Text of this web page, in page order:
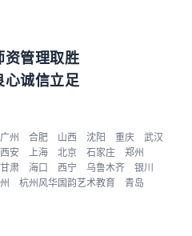
资管理取胜
心诚信立足
广州 合肥 山西 沈阳 重庆
武汉
西安 上海 北京 石家庄
郑州
甘肃 海口 西宁 乌鲁木齐
银川
杭州风华国韵艺术教育
青岛